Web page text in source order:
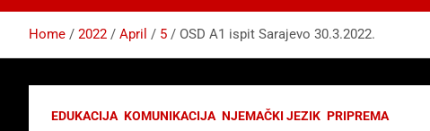
Home 2022 April 5 OSD A1 ispit Sarajevo 30.3.2022.
EDUKACIJA KOMUNIKACIJA NJEMAČKI JEZIK PRIPREMA